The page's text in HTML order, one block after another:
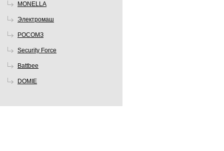
MONELLA
Электромаш
РОСОМЗ
Security Force
Battbee
DOMIE